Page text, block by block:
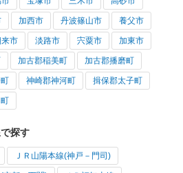
加西市 丹波篠山市 養父市
市 淡路市 宍粟市 加東市
加古郡稲美町 加古郡播磨町
神崎郡神河町 揖保郡太子町
探す
ＪＲ山陽本線(神戸－門司)